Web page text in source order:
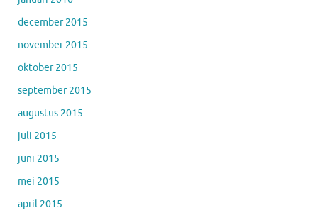
december 2015
november 2015
oktober 2015
september 2015
augustus 2015
juli 2015
juni 2015
mei 2015
april 2015